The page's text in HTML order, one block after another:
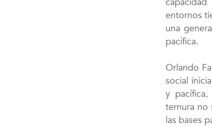
entornos
una
pacífica.
Orlando
social
y
ternura no
las bases